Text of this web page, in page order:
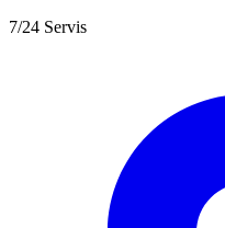
7/24 Servis